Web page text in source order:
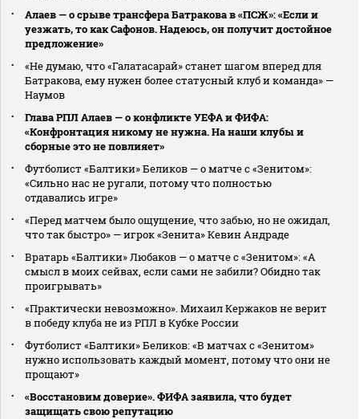
Алаев — о срыве трансфера Батракова в «ПСЖ»: «Если и
уезжать, то как Сафонов. Надеюсь, он получит достойное
предложение»
«Не думаю, что «Галатасарай» станет шагом вперед для
Батракова, ему нужен более статусный клуб и команда» —
Наумов
Глава РПЛ Алаев — о конфликте УЕФА и ФИФА:
«Конфронтация никому не нужна. На наши клубы и
сборные это не повлияет»
Футболист «Балтики» Беликов — о матче с «Зенитом»:
«Сильно нас не ругали, потому что полностью
отдавались игре»
«Перед матчем было ощущение, что забью, но не ожидал,
что так быстро» — игрок «Зенита» Кевин Андраде
Вратарь «Балтики» Любаков — о матче с «Зенитом»: «А
смысл в моих сейвах, если сами не забили? Обидно так
проигрывать»
«Практически невозможно». Михаил Кержаков не верит
в победу клуба не из РПЛ в Кубке России
Футболист «Балтики» Беликов: «В матчах с «Зенитом»
нужно использовать каждый момент, потому что они не
прощают»
«Восстановим доверие». ФИФА заявила, что будет
защищать свою репутацию